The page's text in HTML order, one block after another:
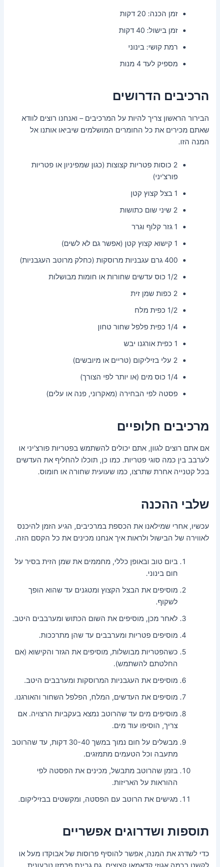
זמן הכנה: 20 דקות
זמן בישול: 40 דקות
רמת קושי: בינוני
מספיק לעד 4 מנות
הרכיבים הדרושים
הבירור הראשון צריך להיות על המרכיבים – ואנחנו רוצים לוודא
שאתם מכירים את כל החומרים המושלמים שיביאו אותנו אל
המנה הזו.
2 כוסות פטריות קצוצות (כגון שמפיניון או פטריות
פורצ'יני)
1 בצל קצוץ קטן
2 שיני שום כתושות
1 גזר קלוף וגרר
1 קישוא קצוץ קטן (אפשר גם לא לשים)
400 גרם עגבניות מרוסקות (כחלק מרוטב העגבניות)
1/2 כוס עדשים שחורות או חומות מבושלות
2 כפות שמן זית
1/2 כפית מלח
1/4 כפית פלפל שחור טחון
1 כפית אורגנו יבש
2 עלי בזיליקום (טריים או מיובשים)
1/4 כוס מים (או יותר לפי הצורך)
פסטה לפי הבחירה (מאקרוני, פנה או עלים)
מרכיבים חלופיים
אם אתם רוצים לגוון, אתם יכולים להשתמש בפטריות פורצ'יני או
לערבב בין כמה סוגי פטריות. כמו כן, תוכלו להחליף את העדשים
בכל קטנייה אחרת שתרצו, כמו שעועית שחורה או חומוס.
שלבי ההכנה
עכשיו, אחרי שמילאנו את הכספת במרכיבים, הגיע הזמן להיכנס
לאווירה של הבישול ולראות איך אנחנו מכינים את כל הקסם הזה.
ביום טוב ובאופן כללי, מחממים את שמן הזית בסיר על
חום בינוני.
מוסיפים את הבצל הקצוץ ומטגנים עד שהוא הופך
לשקוף.
לאחר מכן, מוסיפים את השום הכתוש ומערבבים היטב.
מוסיפים פטריות ומערבבים עד שהן מתרככות.
כשהפטריות מבושלות, מוסיפים את הגזר והקישוא (אם
החלטתם להשתמש).
מוסיפים את העגבניות המרוסקות ומערבבים היטב.
מוסיפים את העדשים, המלח, הפלפל השחור והאורגנו.
מוסיפים מים עד שהרוטב נמצא בעקביות הרצויה. אם
צריך, הוסיפו עוד מים.
מבשלים על חום נמוך במשך 30-40 דקות, עד שהרוטב
מתעבה וכל הטעמים מתמזגים.
בזמן שהרוטב מתבשל, מכינים את הפסטה לפי
ההוראות על האריזות.
מגישים את הרוטב עם הפסטה, ומקשטים בבזיליקום.
תוספות ושדרוגים אפשריים
כדי לשדרג את המנה, אפשר להוסיף פרוסות של אבוקדו מעל או